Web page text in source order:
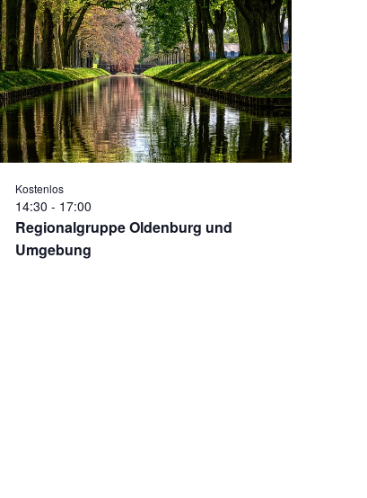
Regionalgruppe Oldenburg und
Umgebung
14:30 - 17:00
Kostenlos